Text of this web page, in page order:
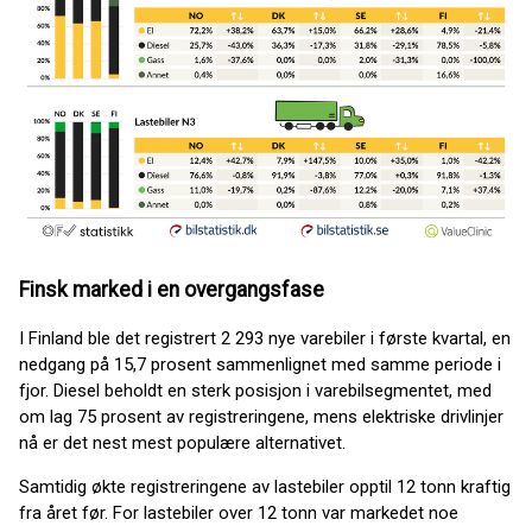
Finsk marked i en overgangsfase
I Finland ble det registrert 2 293 nye varebiler i første kvartal, en
nedgang på 15,7 prosent sammenlignet med samme periode i
fjor. Diesel beholdt en sterk posisjon i varebilsegmentet, med
om lag 75 prosent av registreringene, mens elektriske drivlinjer
nå er det nest mest populære alternativet.
Samtidig økte registreringene av lastebiler opptil 12 tonn kraftig
fra året før. For lastebiler over 12 tonn var markedet noe